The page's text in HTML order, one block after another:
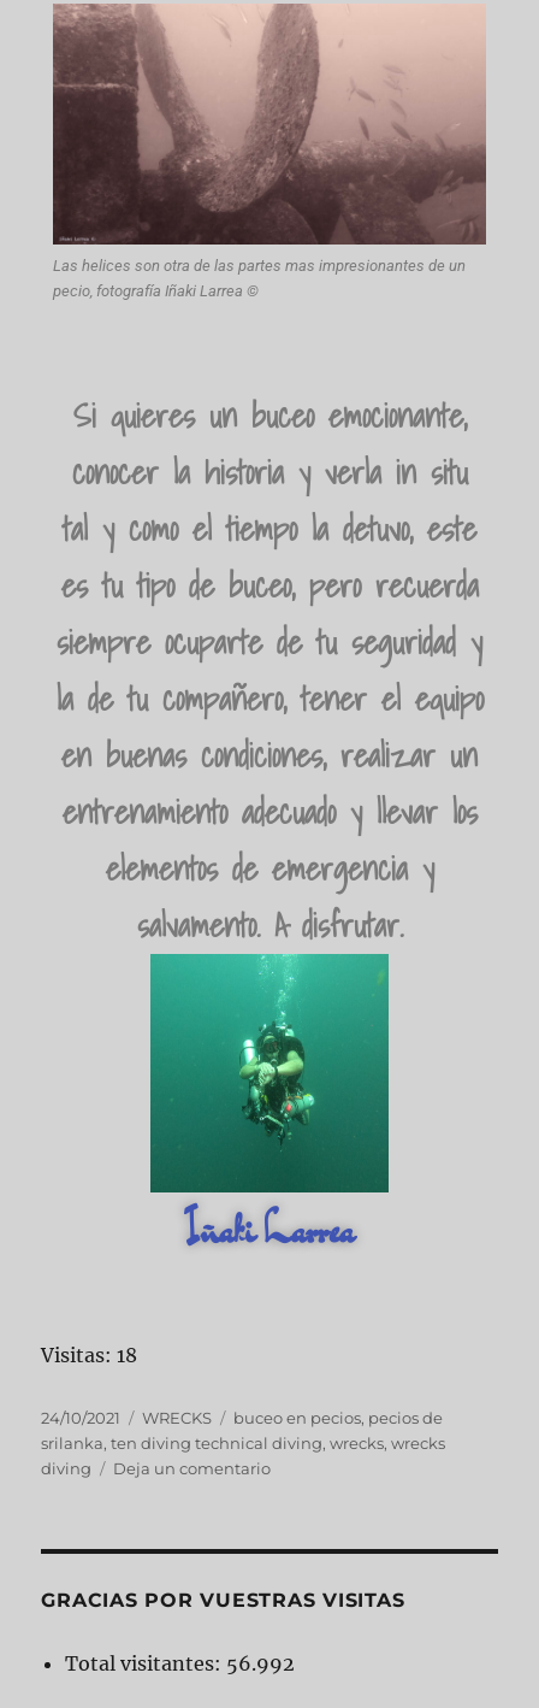
Las helices son otra de las partes mas impresionantes de un
pecio, fotografía Iñaki Larrea ©
Si quieres un buceo emocionante,
conocer la historia y verla in situ
tal y como el tiempo la detuvo, este
es tu tipo de buceo, pero recuerda
siempre ocuparte de tu seguridad y
la de tu compañero, tener el equipo
en buenas condiciones, realizar un
entrenamiento adecuado y llevar los
elementos de emergencia y
salvamento. A disfrutar.
Iñaki Larrea
Visitas: 18
24/10/2021 WRECKS buceo en pecios, pecios de
srilanka,ten diving technical diving,wrecks,wrecks
diving
Deja un comentario
GRACIAS POR VUESTRAS VISITAS
Total visitantes: 56.992